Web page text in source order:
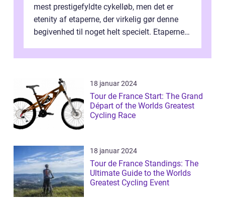
mest prestigefyldte cykelløb, men det er
etenity af etaperne, der virkelig gør denne
begivenhed til noget helt specielt. Etaperne i
18 januar 2024
Tour de France Start: The Grand
Départ of the Worlds Greatest
Cycling Race
18 januar 2024
Tour de France Standings: The
Ultimate Guide to the Worlds
Greatest Cycling Event